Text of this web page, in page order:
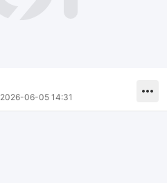
2026-06-05 14:31